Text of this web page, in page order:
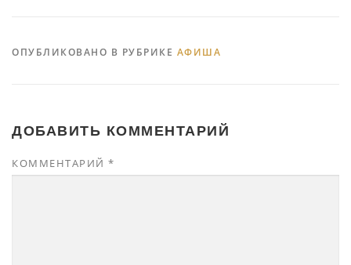
ОПУБЛИКОВАНО В РУБРИКЕ АФИША
ДОБАВИТЬ КОММЕНТАРИЙ
КОММЕНТАРИЙ *